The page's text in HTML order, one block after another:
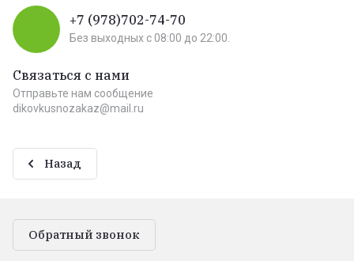
+7 (978)702-74-70
Без выходных c 08:00 до 22:00.
Связаться с нами
Отправьте нам сообщение
dikovkusnozakaz@mail.ru
Назад
Обратный звонок